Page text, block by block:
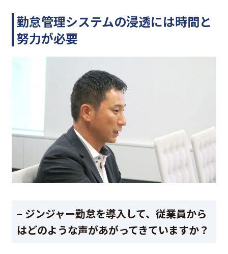
勤怠管理システムの浸透には時間と
努力が必要
– ジンジャー勤怠を導入して、従業員から
はどのような声があがってきていますか？